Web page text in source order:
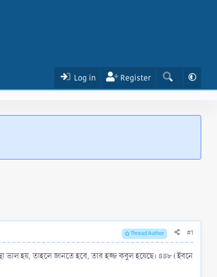
Log in Register
Thread Author #1
ভাল হয়, তাহলে জানতে হবে, তার হজ্জ কবুল হয়েছে। ৪৪৮ (ইবনে